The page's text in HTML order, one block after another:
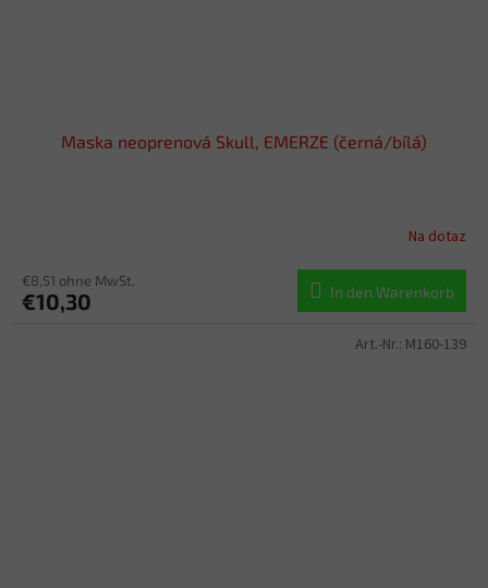
Maska neoprenová Skull, EMERZE (černá/bílá)
Na dotaz
€8,51 ohne MwSt.
€10,30 In den Warenkorb
Art.-Nr.: M160-139